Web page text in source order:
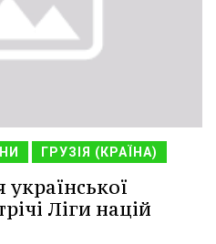
ГРУЗІЯ (КРАЇНА)
української
Ліги націй